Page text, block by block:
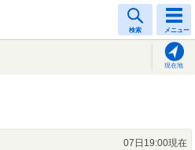
検索 メニュー
現在地
07日19:00現在